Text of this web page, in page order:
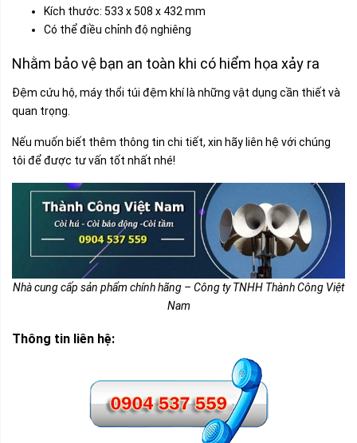
Kích thước: 533 x 508 x 432 mm
Có thể điều chỉnh độ nghiêng
Nhằm bảo vệ bạn an toàn khi có hiểm họa xảy ra
Đệm cứu hộ, máy thổi túi đệm khí là những vật dụng cần thiết và
quan trọng.
Nếu muốn biết thêm thông tin chi tiết, xin hãy liên hệ với chúng
tôi để được tư vấn tốt nhất nhé!
Nhà cung cấp sản phẩm chính hãng – Công ty TNHH Thành Công Việt
Nam
Thông tin liên hệ: